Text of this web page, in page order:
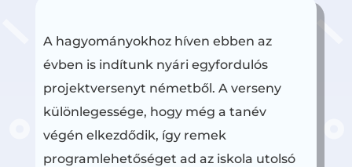
A hagyományokhoz híven ebben az
évben is indítunk nyári egyfordulós
projektversenyt németből. A verseny
különlegessége, hogy még a tanév
végén elkezdődik, így remek
programlehetőséget ad az iskola utolsó